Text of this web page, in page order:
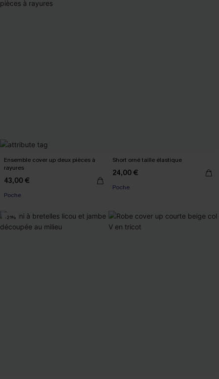
Ensemble cover up deux pièces à
rayures
43,00 €
Poche
Short orné taille élastique
24,00 €
Poche
-21%